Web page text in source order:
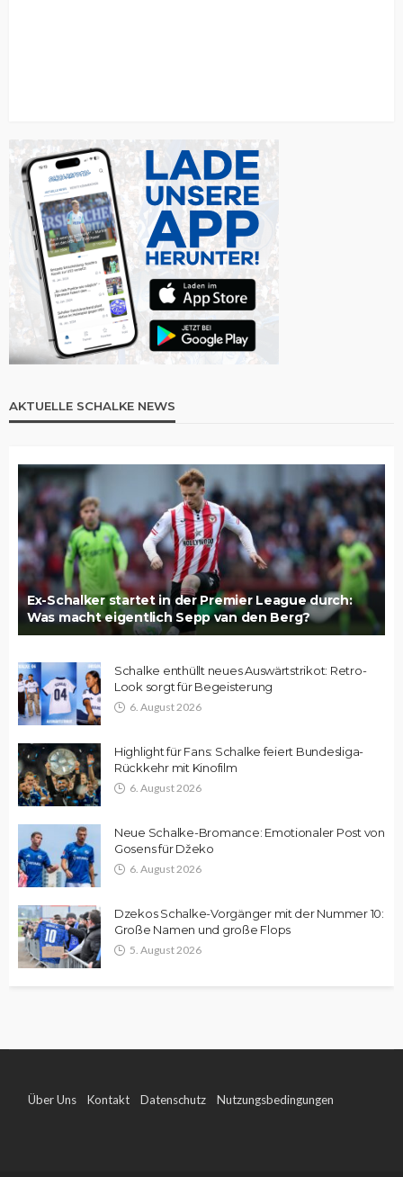
AKTUELLE SCHALKE NEWS
Ex-Schalker startet in der Premier League durch:
Was macht eigentlich Sepp van den Berg?
Schalke enthüllt neues Auswärtstrikot: Retro-
Look sorgt für Begeisterung
6. August 2026
Highlight für Fans: Schalke feiert Bundesliga-
Rückkehr mit Kinofilm
6. August 2026
Neue Schalke-Bromance: Emotionaler Post von
Gosens für Džeko
6. August 2026
Dzekos Schalke-Vorgänger mit der Nummer 10:
Große Namen und große Flops
5. August 2026
Über Uns Kontakt Datenschutz Nutzungsbedingungen